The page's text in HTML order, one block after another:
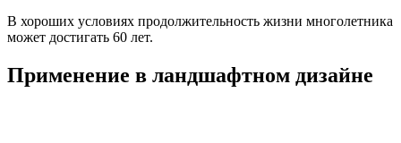
В хороших условиях продолжительность жизни многолетника
может достигать 60 лет.
Применение в ландшафтном дизайне